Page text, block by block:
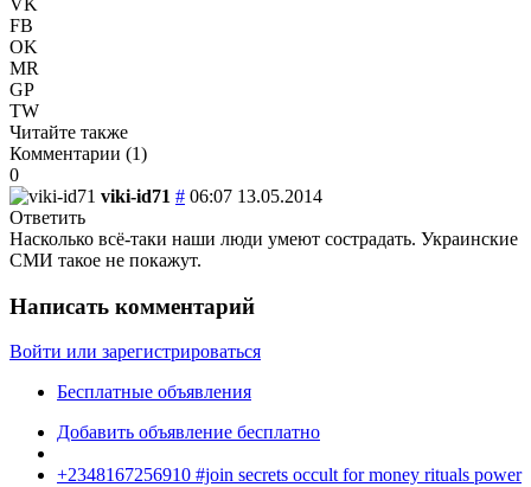
FB
OK
MR
GP
TW
Читайте также
Комментарии (1)
0
viki-id71 # 06:07 13.05.2014
Ответить
Насколько всё-таки наши люди умеют сострадать. Украинские
СМИ такое не покажут.
Написать комментарий
Войти или зарегистрироваться
Бесплатные объявления
Добавить объявление бесплатно
+2348167256910 #join secrets occult for money rituals power